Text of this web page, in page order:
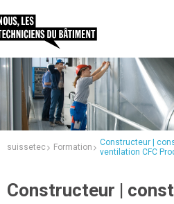
suissetec Formation
Constructeur |
ventilation CFC
Constructeur |